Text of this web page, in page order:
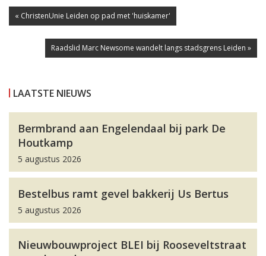
« ChristenUnie Leiden op pad met 'huiskamer'
Raadslid Marc Newsome wandelt langs stadsgrens Leiden »
LAATSTE NIEUWS
Bermbrand aan Engelendaal bij park De
Houtkamp
5 augustus 2026
Bestelbus ramt gevel bakkerij Us Bertus
5 augustus 2026
Nieuwbouwproject BLEI bij Rooseveltstraat